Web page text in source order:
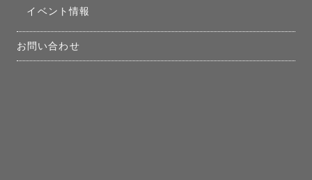
イベント情報
お問い合わせ